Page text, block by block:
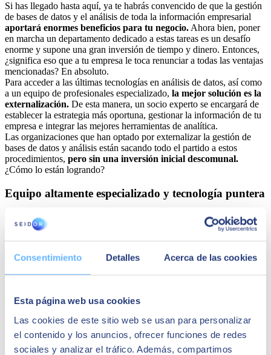
Consentimiento Detalles Acerca de las cookies
Esta página web usa cookies
Las cookies de este sitio web se usan para personalizar
el contenido y los anuncios, ofrecer funciones de redes
sociales y analizar el tráfico. Además, compartimos
Si has llegado hasta aquí, ya te habrás convencido de que la gestión
de bases de datos y el análisis de toda la información empresarial
aportará enormes beneficios para tu negocio. Ahora bien, poner
en marcha un departamento dedicado a estas tareas es un desafío
enorme y supone una gran inversión de tiempo y dinero. Entonces,
¿significa eso que a tu empresa le toca renunciar a todas las ventajas
mencionadas? En absoluto.
Para acceder a las últimas tecnologías en análisis de datos, así como
a un equipo de profesionales especializado, la mejor solución es la
externalización. De esta manera, un socio experto se encargará de
establecer la estrategia más oportuna, gestionar la información de tu
empresa e integrar las mejores herramientas de analítica.
Las organizaciones que han optado por externalizar la gestión de
bases de datos y análisis están sacando todo el partido a estos
procedimientos, pero sin una inversión inicial descomunal.
¿Cómo lo están logrando?
Equipo altamente especializado y tecnología puntera
Externalizar la gestión de datos y la analítica avanzada brinda acceso
a un equipo altamente especializado en los conocimientos,
tecnologías y metodologías más recientes. Eso es crucial en un
de cambio tecnológico puede resultar superar a los equipos internos.
Al confiar en un proveedor externo, las organizaciones sacan partido
Como consecuencia, tu empresa va a disponer de expertos que están
formados en las últimas
innovaciones en inteligencia artificial
aprendizaje automático y otras tecnologías fundamentales para la
analítica de datos. Es la manera ideal para que cualquier compañía
saque partido a las soluciones más adecuadas para sus necesidades.